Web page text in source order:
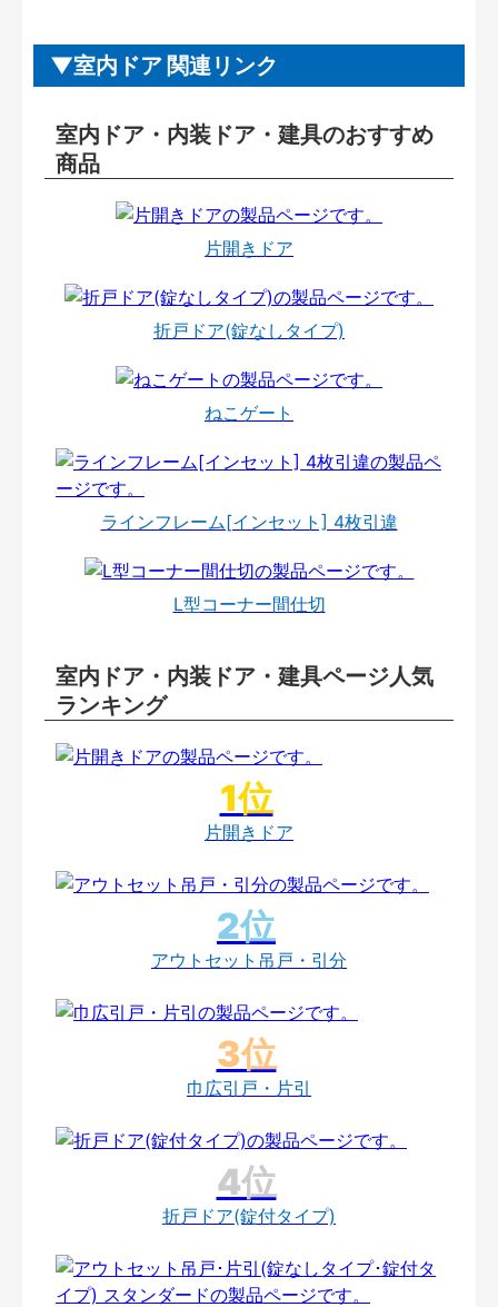
室内ドア 関連リンク
室内ドア・内装ドア・建具のおすすめ
商品
片開きドア
折戸ドア(錠なしタイプ)
ねこゲート
ラインフレーム[インセット] 4枚引違
L型コーナー間仕切
室内ドア・内装ドア・建具ページ人気
ランキング
片開きドア
アウトセット吊戸・引分
巾広引戸・片引
折戸ドア(錠付タイプ)